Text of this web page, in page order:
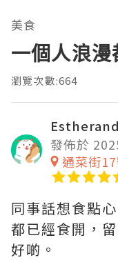
美食
一個人浪
瀏覽次數:664
發佈於
通菜街
同事話想食點
都已經食開，
好啲。